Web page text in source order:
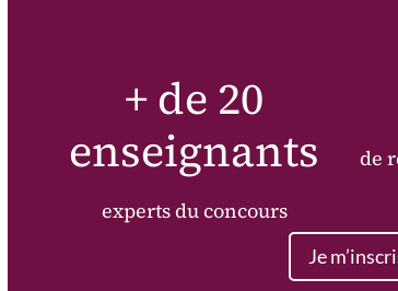
+ de 20
enseignants
experts du concours
de
Je